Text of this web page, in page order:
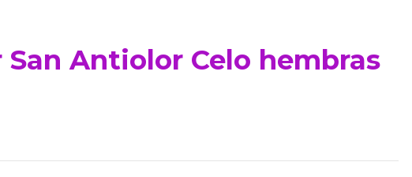
San Antiolor Celo hembras